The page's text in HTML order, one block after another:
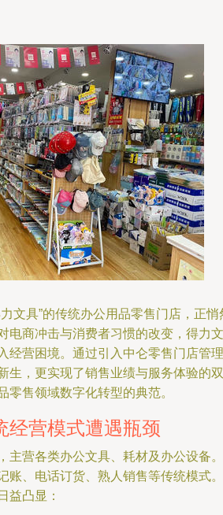
文具”的传统办公用品零售门店，正悄
电商冲击与消费者习惯的改变，得力文
经营困境。通过引入中仑零售门店管理
生，更实现了销售业绩与服务体验的双
零售领域数字化转型的典范。
经营模式遭遇瓶颈
主营各类办公文具、耗材及办公设备。
账、电话订货、熟人销售等传统模式。
益凸显：